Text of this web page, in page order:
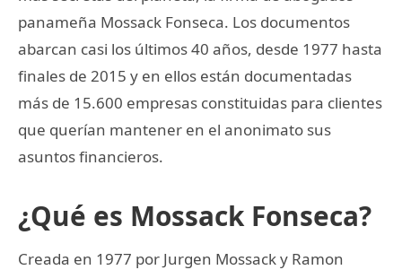
panameña Mossack Fonseca. Los documentos
abarcan casi los últimos 40 años, desde 1977 hasta
finales de 2015 y en ellos están documentadas
más de 15.600 empresas constituidas para clientes
que querían mantener en el anonimato sus
asuntos financieros.
¿Qué es Mossack Fonseca?
Creada en 1977 por Jurgen Mossack y Ramon